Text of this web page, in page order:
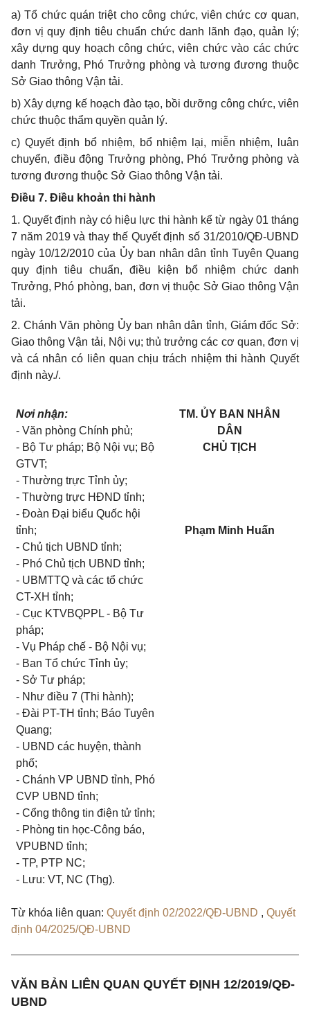
a) Tổ chức quán triệt cho công chức, viên chức cơ quan,
đơn vị quy định tiêu chuẩn chức danh lãnh đạo, quản lý;
xây dựng quy hoạch công chức, viên chức vào các chức
danh Trưởng, Phó Trưởng phòng và tương đương thuộc
Sở Giao thông Vận tải.
b) Xây dựng kế hoạch đào tạo, bồi dưỡng công chức, viên
chức thuộc thẩm quyền quản lý.
c) Quyết định bổ nhiệm, bổ nhiệm lại, miễn nhiệm, luân
chuyển, điều động Trưởng phòng, Phó Trưởng phòng và
tương đương thuộc Sở Giao thông Vận tải.
Điều 7. Điều khoản thi hành
1. Quyết định này có hiệu lực thi hành kể từ ngày 01 tháng
7 năm 2019 và thay thế Quyết định số 31/2010/QĐ-UBND
ngày 10/12/2010 của Ủy ban nhân dân tỉnh Tuyên Quang
quy định tiêu chuẩn, điều kiện bổ nhiệm chức danh
Trưởng, Phó phòng, ban, đơn vị thuộc Sở Giao thông Vận
tải.
2. Chánh Văn phòng Ủy ban nhân dân tỉnh, Giám đốc Sở:
Giao thông Vận tải, Nội vụ; thủ trưởng các cơ quan, đơn vị
và cá nhân có liên quan chịu trách nhiệm thi hành Quyết
định này./.
Nơi nhận:
- Văn phòng Chính phủ;
- Bộ Tư pháp; Bộ Nội vụ; Bộ
GTVT;
-Thường trực Tỉnh ủy;
- Thường trực HĐND tỉnh;
- Đoàn Đại biểu Quốc hội
tỉnh;
- Chủ tịch UBND tỉnh;
- Phó Chủ tịch UBND tỉnh;
- UBMTTQ và các tổ chức
CT-XH tỉnh;
- Cục KTVBQPPL - Bộ Tư
pháp;
- Vụ Pháp chế - Bộ Nội vụ;
- Ban Tổ chức Tỉnh ủy;
- Sở Tư pháp;
- Như điều 7 (Thi hành);
- Đài PT-TH tỉnh; Báo Tuyên
Quang;
- UBND các huyện, thành
phố;
- Chánh VP UBND tỉnh, Phó
CVP UBND tỉnh;
- Cổng thông tin điện tử tỉnh;
- Phòng tin học-Công báo,
VPUBND tỉnh;
- TP, PTP NC;
- Lưu: VT, NC (Thg).
TM. ỦY BAN NHÂN
DÂN
CHỦ TỊCH
Phạm Minh Huấn
Từ khóa liên quan: Quyết định 02/2022/QĐ-UBND , Quyết
định 04/2025/QĐ-UBND
VĂN BẢN LIÊN QUAN QUYẾT ĐỊNH 12/2019/QĐ-
UBND